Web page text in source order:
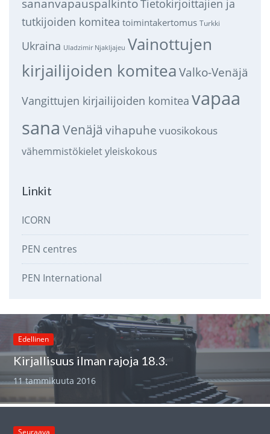
sananvapauspalkintoTietokirjoittajien ja
tutkijoiden komitea toimintakertomus Turkki
Ukraina Uladzimir Njakljajeu Vainottujen
kirjailijoiden komitea Valko-Venäjä
Vangittujen kirjailijoiden komitea vapaa
sana Venäjä vihapuhe vuosikokous
vähemmistökieletyleiskokous
Linkit
ICORN
PEN centres
PEN International
Edellinen
Kirjallisuus ilman rajoja 18.3.
11 tammikuuta 2016
Seuraava